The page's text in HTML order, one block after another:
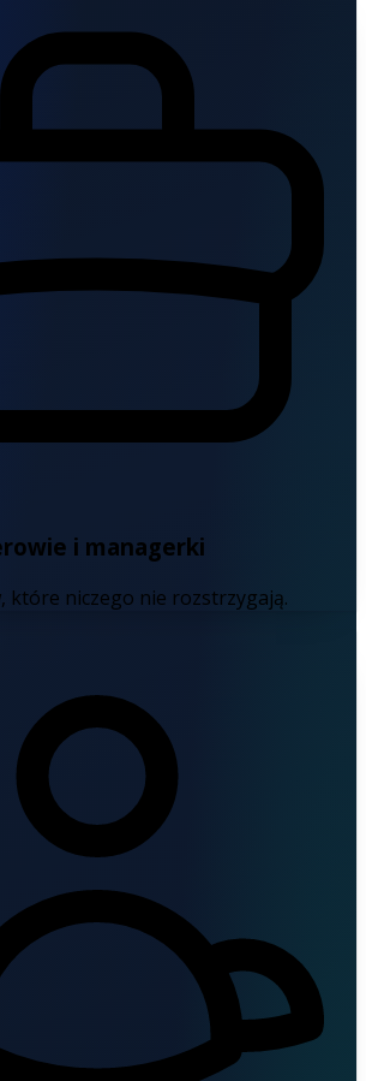
i managerki
które niczego nie rozstrzygają.